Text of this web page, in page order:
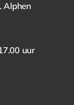
Alphen
uur